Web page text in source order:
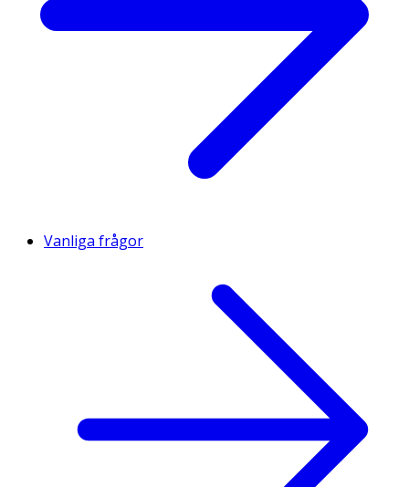
Vanliga frågor